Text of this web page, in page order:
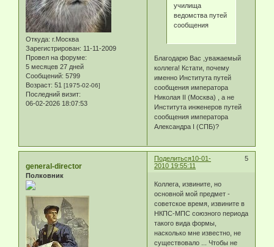
Откуда: г.Москва
Зарегистрирован: 11-11-2009
Провел на форуме:
5 месяцев 27 дней
Сообщений: 5799
Возраст: 51 [1975-02-06]
Последний визит:
06-02-2026 18:07:53
училища
ведомства путей
сообщения
Благодарю Вас ,уважаемый
коллега! Кстати, почему
именно Института путей
сообщения императора
Николая II (Москва) , а не
Института инженеров путей
сообщения императора
Александра I (СПБ)?
Поделиться 5
10-01-
2010 19:55:11
general-director
Полковник
Коллега, извините, но
основной мой предмет -
советское время, извините в
НКПС-МПС союзного периода
такого вида формы,
насколько мне известно, не
существовало ... Чтобы не